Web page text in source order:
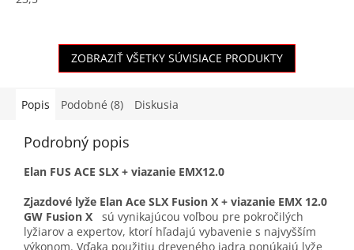
ZOBRAZIŤ VŠETKY SÚVISIACE PRODUKTY
Popis Podobné (8) Diskusia
Podrobný popis
Elan FUS ACE SLX + viazanie EMX12.0
Zjazdové lyže Elan Ace SLX Fusion X + viazanie EMX 12.0
GW Fusion X
sú vynikajúcou voľbou pre pokročilých
lyžiarov a expertov, ktorí hľadajú vybavenie s najvyšším
výkonom. Vďaka použitiu dreveného jadra ponúkajú lyže